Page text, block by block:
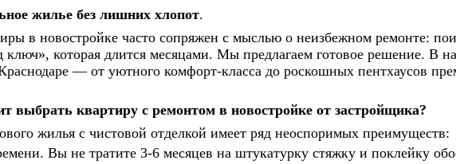
жилье без лишних хлопот.
в новостройке часто сопряжен с мыслью о неизбежном ремонте:
ключ», которая длится месяцами. Мы предлагаем готовое решение. В
— от уютного комфорт-класса до роскошных пентхаусов
выбрать квартиру с ремонтом в новостройке от застройщика?
жилья с чистовой отделкой имеет ряд неоспоримых преимуществ:
Вы не тратите 3-6 месяцев на штукатурку стяжку и поклейку